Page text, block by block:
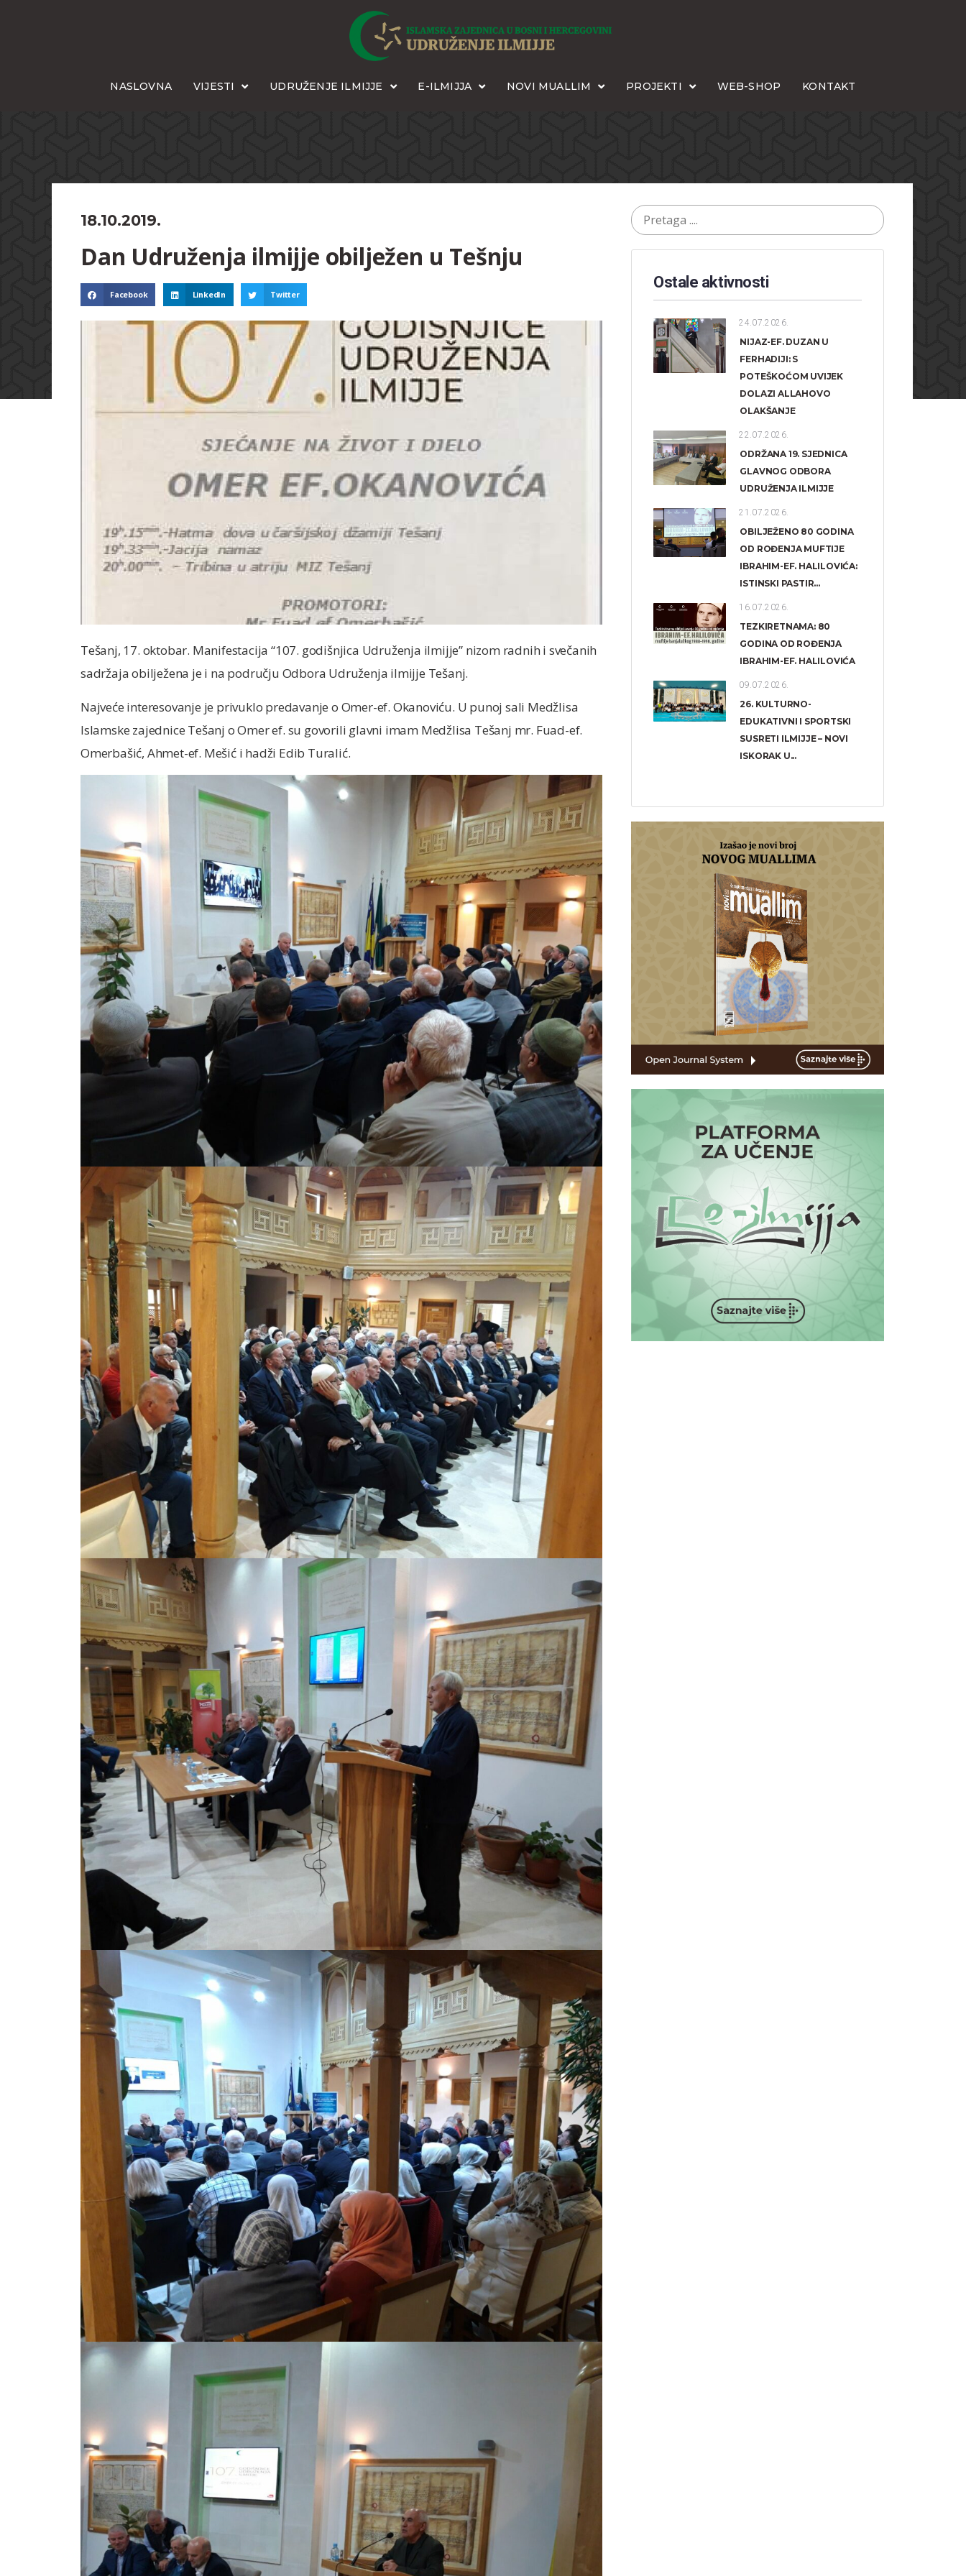
NASLOVNA VIJESTI UDRUŽENJE ILMIJJE E-ILMIJJA NOVI MUALLIM PROJEKTI WEB-SHOP KONTAKT
18.10.2019.
Dan Udruženja ilmijje obilježen u Tešnju
Facebook LinkedIn Twitter
Tešanj, 17. oktobar. Manifestacija “107. godišnjica Udruženja ilmijje” nizom radnih i svečanih
sadržaja obilježena je i na području Odbora Udruženja ilmijje Tešanj.
Najveće interesovanje je privuklo predavanje o Omer-ef. Okanoviću. U punoj sali Medžlisa
Islamske zajednice Tešanj o Omer ef. su govorili glavni imam Medžlisa Tešanj mr. Fuad-ef.
Omerbašić, Ahmet-ef. Mešić i hadži Edib Turalić.
Ostale aktivnosti
24.07.2026.
NIJAZ-EF. DUZAN U
FERHADIJI: S
POTEŠKOĆOM UVIJEK
DOLAZI ALLAHOVO
OLAKŠANJE
22.07.2026.
ODRŽANA 19. SJEDNICA
GLAVNOG ODBORA
UDRUŽENJA ILMIJJE
21.07.2026.
OBILJEŽENO 80 GODINA
OD ROĐENJA MUFTIJE
IBRAHIM-EF. HALILOVIĆA:
ISTINSKI PASTIR...
16.07.2026.
TEZKIRETNAMA: 80
GODINA OD ROĐENJA
IBRAHIM-EF. HALILOVIĆA
09.07.2026.
26. KULTURNO-
EDUKATIVNI I SPORTSKI
SUSRETI ILMIJJE – NOVI
ISKORAK U...